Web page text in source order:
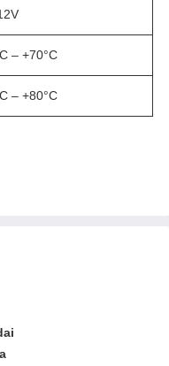
– +70°C
– +80°C